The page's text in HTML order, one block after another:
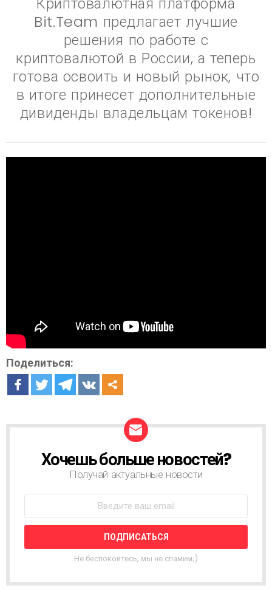
Bit.Team предлагает лучшие
решения по работе с
криптовалютой в России, а теперь
готова освоить и новый рынок, что
в итоге принесет дополнительные
дивиденды владельцам токенов!
Поделиться:
О
Т
Н
А
Хочешь больше новостей?
Получай актуальные новости
Не беспокойтесь, мы не спамим;)